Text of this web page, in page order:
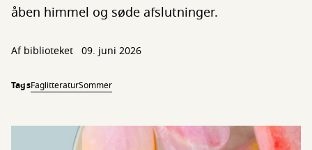
åben himmel og søde afslutninger.
Af biblioteket 09. juni 2026
TagsFaglitteraturSommer